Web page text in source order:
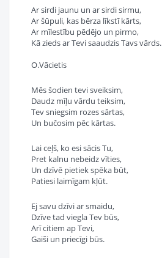
Ar sirdi jaunu un ar sirdi sirmu,
Ar šūpuli, kas bērza līkstī kārts,
Ar mīlestību pēdējo un pirmo,
Kā zieds ar Tevi saaudzis Tavs vārds.
O.Vācietis
Mēs šodien tevi sveiksim,
Daudz mīļu vārdu teiksim,
Tev sniegsim rozes sārtas,
Un bučosim pēc kārtas.
Lai ceļš, ko esi sācis Tu,
Pret kalnu nebeidz vīties,
Un dzīvē pietiek spēka būt,
Patiesi laimīgam kļūt.
Ej savu dzīvi ar smaidu,
Dzīve tad viegla Tev būs,
Arī citiem ap Tevi,
Gaiši un priecīgi būs.